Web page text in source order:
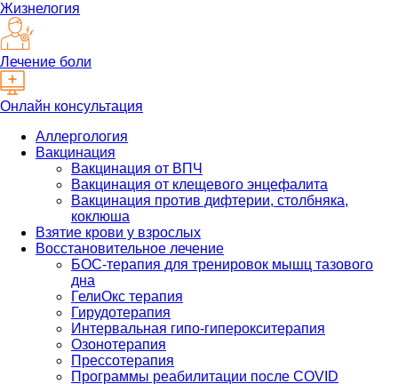
Жизнелогия
Лечение боли
Онлайн консультация
Аллергология
Вакцинация
Вакцинация от ВПЧ
Вакцинация от клещевого энцефалита
Вакцинация против дифтерии, столбняка,
коклюша
Взятие крови у взрослых
Восстановительное лечение
БОС-терапия для тренировок мышц тазового
дна
ГелиОкс терапия
Гирудотерапия
Интервальная гипо-гиперокситерапия
Озонотерапия
Прессотерапия
Программы реабилитации после СOVID